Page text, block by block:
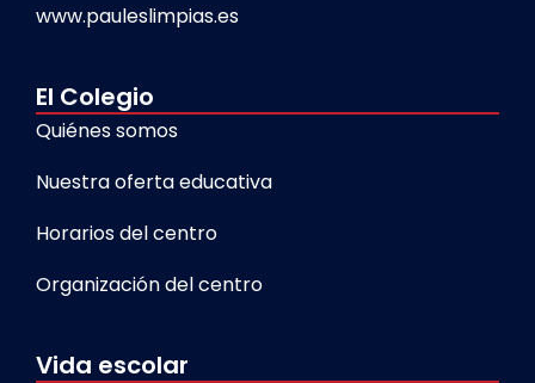
www.pauleslimpias.es
El Colegio
Quiénes somos
Nuestra oferta educativa
Horarios del centro
Organización del centro
Vida escolar